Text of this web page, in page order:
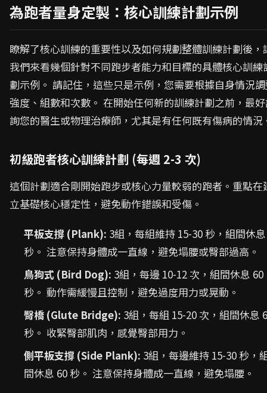
為跑者量身定製：核心訓練計劃示例
瞭解了核心訓練的重要性以及如何規劃整體訓練計劃後，
我們來看幾個針對不同跑步者能力和目標的具體核心訓練
劃示例。 請記住，這些只是示例，您需要根據自身情況
強度、組數和次數。 在開始任何新的訓練計劃之前，最
詢您的醫生或物理治療師，尤其是有任何既有傷病的情況
初級跑者核心訓練計劃 (每週 2-3 次)
這個計劃適合剛開始跑步或核心力量較弱的跑者。重點在
立基礎核心穩定性，避免動作錯誤和受傷。
平板支撐 (Plank): 3組，每組維持 15-30 秒，組間休
秒。 注意保持身體成一直線，避免塌腰或臀部過高。
鳥狗式 (Bird Dog): 3組，每邊 10-12 次，組間休息 60
秒。 動作需緩慢且控制，避免過度用力或晃動。
臀橋 (Glute Bridge): 3組，每組 15-20 次，組間休息
秒。 收緊臀部肌肉，感覺臀部用力。
側平板支撐 (Side Plank): 3組，每邊維持 15-30 秒，
間休息 60 秒。 注意保持身體成一直線，避免塌腰。